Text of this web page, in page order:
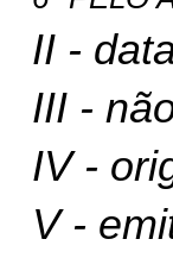
II -
III -
IV -
V -